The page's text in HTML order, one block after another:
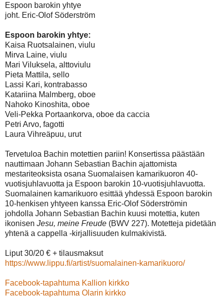
Espoon barokin yhtye
joht. Eric-Olof Söderström
Espoon barokin yhtye:
Kaisa Ruotsalainen, viulu
Mirva Laine, viulu
Mari Viluksela, alttoviulu
Pieta Mattila, sello
Lassi Kari, kontrabasso
Katariina Malmberg, oboe
Nahoko Kinoshita, oboe
Veli-Pekka Portaankorva, oboe da caccia
Petri Arvo, fagotti
Laura Vihreäpuu, urut
Tervetuloa Bachin motettien pariin! Konsertissa päästään
nauttimaan Johann Sebastian Bachin ajattomista
mestariteoksista osana Suomalaisen kamarikuoron 40-
vuotisjuhlavuotta ja Espoon barokin 10-vuotisjuhlavuotta.
Suomalainen kamarikuoro esittää yhdessä Espoon barokin
10-henkisen yhtyeen kanssa Eric-Olof Söderströmin
johdolla Johann Sebastian Bachin kuusi motettia, kuten
ikonisen Jesu, meine Freude (BWV 227). Motetteja pidetään
yhtenä a cappella -kirjallisuuden kulmakivistä.
Liput 30/20 € + tilausmaksut
https://www.lippu.fi/artist/suomalainen-kamarikuoro/
Facebook-tapahtuma Kallion kirkko
Facebook-tapahtuma Olarin kirkko